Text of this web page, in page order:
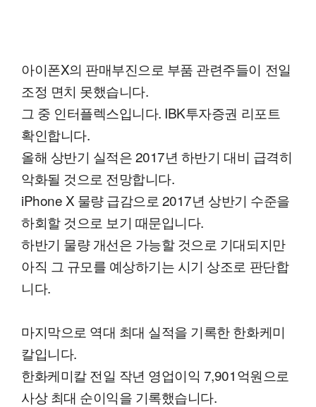
아이폰X의 판매부진으로 부품 관련주들이 전일
조정 면치 못했습니다.
그 중 인터플렉스입니다. IBK투자증권 리포트
확인합니다.
올해 상반기 실적은 2017년 하반기 대비 급격히
악화될 것으로 전망합니다.
iPhone X 물량 급감으로 2017년 상반기 수준을
하회할 것으로 보기 때문입니다.
하반기 물량 개선은 가능할 것으로 기대되지만
아직 그 규모를 예상하기는 시기 상조로 판단합
니다.
마지막으로 역대 최대 실적을 기록한 한화케미
칼입니다.
한화케미칼 전일 작년 영업이익 7,901억원으로
사상 최대 순이익을 기록했습니다.